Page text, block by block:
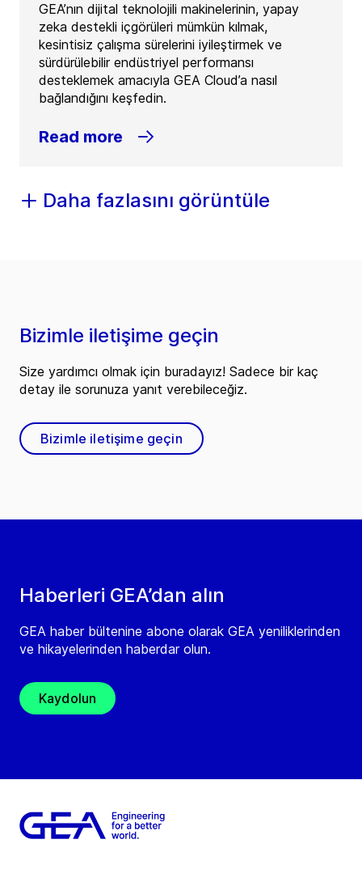
GEA’nın dijital teknolojili makinelerinin, yapay
zeka destekli içgörüleri mümkün kılmak,
kesintisiz çalışma sürelerini iyileştirmek ve
sürdürülebilir endüstriyel performansı
desteklemek amacıyla GEA Cloud’a nasıl
bağlandığını keşfedin.
Read more
Daha fazlasını görüntüle
Haberleri GEA’dan alın
GEA haber bültenine abone olarak GEA yeniliklerinden
ve hikayelerinden haberdar olun.
Kaydolun
Bizimle iletişime geçin
Size yardımcı olmak için buradayız! Sadece bir kaç
detay ile sorunuza yanıt verebileceğiz.
Bizimle iletişime geçin